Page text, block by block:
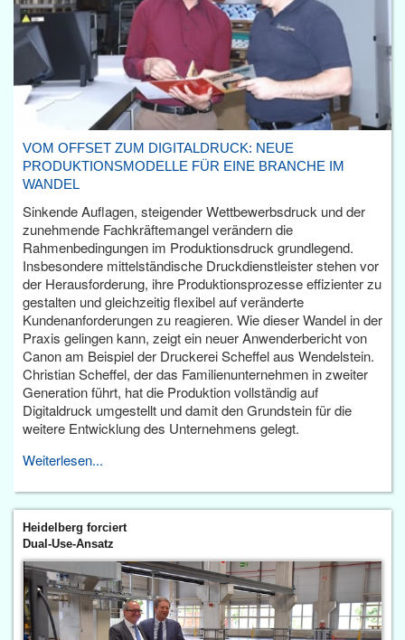
VOM OFFSET ZUM DIGITALDRUCK: NEUE
PRODUKTIONSMODELLE FÜR EINE BRANCHE IM
WANDEL
Sinkende Auflagen, steigender Wettbewerbsdruck und der
zunehmende Fachkräftemangel verändern die
Rahmenbedingungen im Produktionsdruck grundlegend.
Insbesondere mittelständische Druckdienstleister stehen vor
der Herausforderung, ihre Produktionsprozesse effizienter zu
gestalten und gleichzeitig flexibel auf veränderte
Kundenanforderungen zu reagieren. Wie dieser Wandel in der
Praxis gelingen kann, zeigt ein neuer Anwenderbericht von
Canon am Beispiel der Druckerei Scheffel aus Wendelstein.
Christian Scheffel, der das Familienunternehmen in zweiter
Generation führt, hat die Produktion vollständig auf
Digitaldruck umgestellt und damit den Grundstein für die
weitere Entwicklung des Unternehmens gelegt.
Weiterlesen...
Heidelberg forciert
Dual-Use-Ansatz